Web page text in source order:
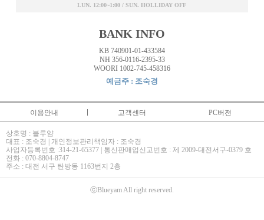
LUN. 12:00~1:00 / SUN. HOLLIDAY OFF
BANK INFO
KB 740901-01-433584
NH 356-0116-2395-33
WOORI 1002-745-458316
예금주 : 조숙경
이용안내 고객센터 PC버젼
상호명 : 블루얌
대표 : 조숙경 | 개인정보관리책임자 : 조숙경
사업자등록번호 :314-21-65377 | 통신판매업신고번호 : 제 2009-대전서구-0379 호
전화 : 070-8804-8747
주소 : 대전 서구 탄방동 1163번지 2층
ⓒBlueyam All right reserved.